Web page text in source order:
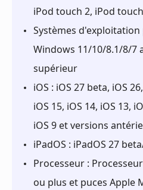
iPod touch 2, iPod
Systèmes d'exploitation
Windows 11/10/8.1/8/7
supérieur
iOS : iOS 27 beta, iOS
iOS 15, iOS 14, iOS 13,
iOS 9 et versions
iPadOS : iPadOS 27
Processeur :
ou plus et puces Apple